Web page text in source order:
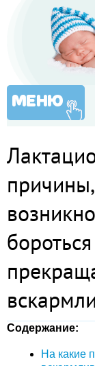
МЕНЮ
Содержание:
На какие